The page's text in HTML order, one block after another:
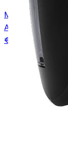
Mar Plast
Art.
431105
€ 26,75